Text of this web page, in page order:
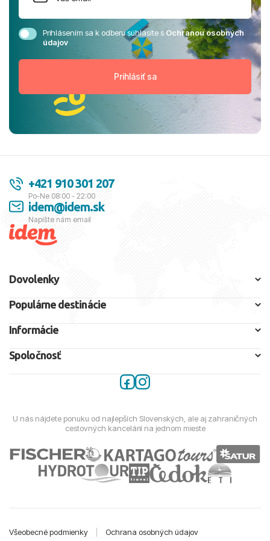
Prihlásením sa k odberu súhlasíte sOchranou osobných
údajov
+421 910 301 207
Po-Ne 08:00 - 22:00
idem@idem.sk
Napíšte nám email
Dovolenky
Populárne destinácie
Informácie
Spoločnosť
U nás nájdete ponuku od najlepších Slovenských, ale aj zahraničných
cestovných kancelárií na jednom mieste
Všeobecné podmienky Ochrana osobných údajov